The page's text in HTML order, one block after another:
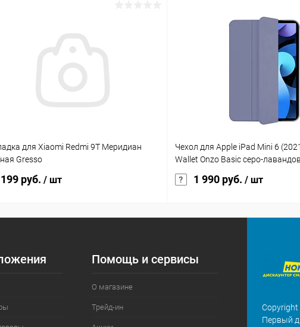
для Xiaomi Redmi 9T Меридиан
Gresso
199 руб. / шт
Чехол для Apple iPad Mini 6
Wallet Onzo Basic серо-
1 990 руб. / шт
Помощь и сервисы
О магазине
Трейд-ин
Copyright
Первый